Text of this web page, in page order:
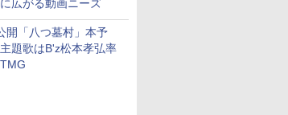
広がる動画ニーズ
開「八つ墓村」本予
題歌はB'z松本孝弘率